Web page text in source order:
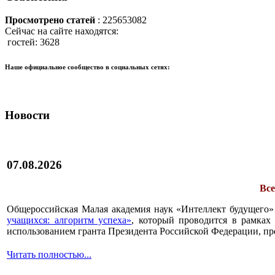
Просмотрено статей : 225653082
Сейчас на сайте находятся:
гостей: 3628
Наше официальное сообщество в социальных сетях:
Новости
07.08.2026
Общероссийская Малая академия наук «Интеллект
учащихся: алгоритм успеха», который проводится в рамках
использованием гранта Президента Российской Федерации,
Читать полностью...